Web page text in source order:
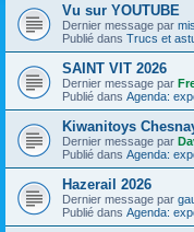
Vu sur YOUTUBE
Dernier message par
Publié dans Trucs et
SAINT VIT 2026
Dernier message par
Publié dans Agenda:
Kiwanitoys
Dernier message par
Publié dans Agenda:
Hazerail 2026
Dernier message par
Publié dans Agenda: